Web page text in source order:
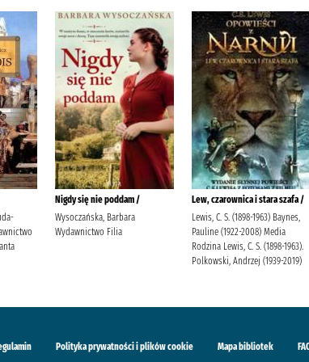
i stara szafa /
1963) Baynes,
Media
S. (1898-1963).
(1939-2019)
Noce w Rodanthe /
Sparks, Nicholas
Polskie muzea,
kolekcje /
Pasieczny, Robert
Polityka prywatności i plików cookie Mapa bibliotek